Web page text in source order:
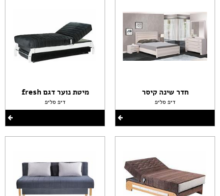
חדר שינה קיסר
דיפ סליפ
מיטת נוער דגם fresh
דיפ סליפ